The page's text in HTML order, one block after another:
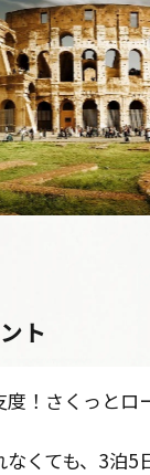
ト
度！さくっとロ
くても、3泊5